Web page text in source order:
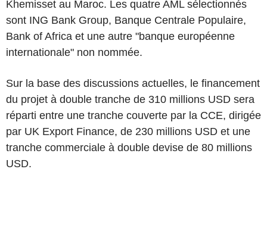
Khemisset au Maroc. Les quatre AML sélectionnés
sont ING Bank Group, Banque Centrale Populaire,
Bank of Africa et une autre "banque européenne
internationale" non nommée.
Sur la base des discussions actuelles, le financement
du projet à double tranche de 310 millions USD sera
réparti entre une tranche couverte par la CCE, dirigée
par UK Export Finance, de 230 millions USD et une
tranche commerciale à double devise de 80 millions
USD.